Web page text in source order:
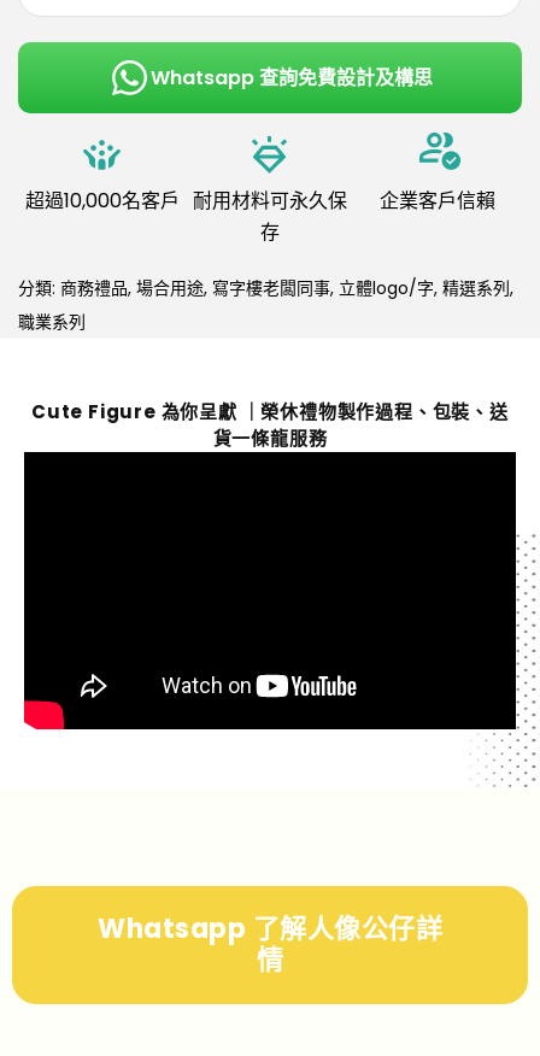
Whatsapp 查詢免費設計及構思
超過10,000名客戶 耐用材料可永久保
存
企業客戶信賴
分類: 商務禮品, 場合用途, 寫字樓老闆同事, 立體logo/字, 精選系列,
職業系列
Cute Figure 為你呈獻 ｜榮休禮物製作過程、包裝、送
貨一條龍服務
Whatsapp 了解人像公仔詳
情